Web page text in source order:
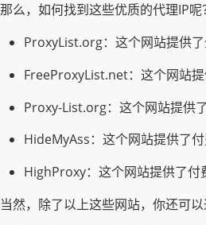
那么，如何找到这些优质的代理IP
ProxyList.org：这个网站提供
FreeProxyList.net：这个网站
Proxy-List.org：这个网站提供
HideMyAss：这个网站提供了
HighProxy：这个网站提供了付
当然，除了以上这些网站，你还可